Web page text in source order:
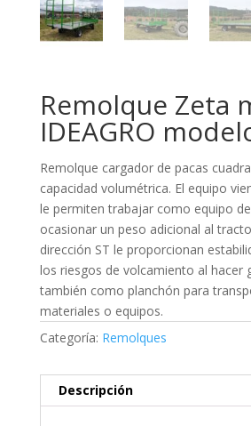
Remolque Zeta
IDEAGRO
Remolque cargador de pacas
capacidad volumétrica. El equipo
le permiten trabajar como equipo
ocasionar un peso adicional al
dirección ST le proporcionan
los riesgos de volcamiento al hacer
también como planchón para
materiales o equipos.
Categoría: Remolques
Descripción